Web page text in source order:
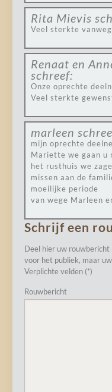
Rita Mievis
Veel sterkte
Renaat en
schreef:
Onze oprechte
Veel sterkte
marleen
mijn oprechte
Mariette we gaan u
het rusthuis we
missen aan de
moeilijke periode
van wege Marleen
Schrijf een
Deel hier uw
voor het publiek, maar
Verplichte velden (*)
Rouwbericht